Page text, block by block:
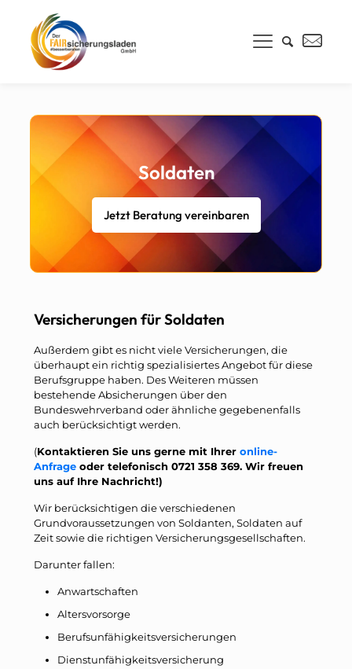
Soldaten
Jetzt Beratung vereinbaren
Versicherungen für Soldaten
Außerdem gibt es nicht viele Versicherungen, die
überhaupt ein richtig spezialisiertes Angebot für diese
Berufsgruppe haben. Des Weiteren müssen
bestehende Absicherungen über den
Bundeswehrverband oder ähnliche gegebenenfalls
auch berücksichtigt werden.
(Kontaktieren Sie uns gerne mit Ihrer online-
Anfrage oder telefonisch 0721 358 369. Wir freuen
uns auf Ihre Nachricht!)
Wir berücksichtigen die verschiedenen
Grundvoraussetzungen von Soldanten, Soldaten auf
Zeit sowie die richtigen Versicherungsgesellschaften.
Darunter fallen:
Anwartschaften
Altersvorsorge
Berufsunfähigkeitsversicherungen
Dienstunfähigkeitsversicherung